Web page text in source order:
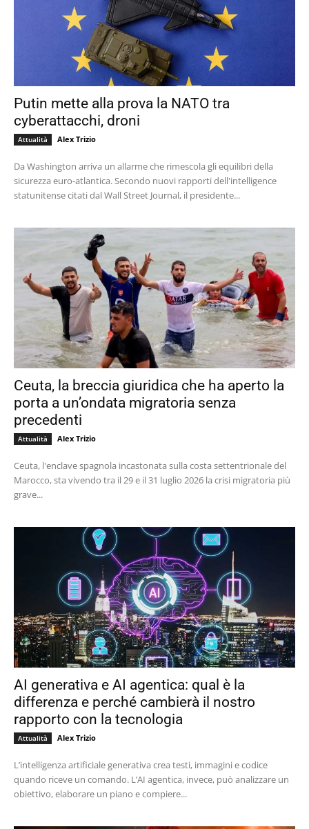
Putin mette alla prova la NATO tra
cyberattacchi, droni
Attualità Alex Trizio
Da Washington arriva un allarme che rimescola gli equilibri della
sicurezza euro-atlantica. Secondo nuovi rapporti dell'intelligence
statunitense citati dal Wall Street Journal, il presidente...
Ceuta, la breccia giuridica che ha aperto la
porta a un’ondata migratoria senza
precedenti
Attualità Alex Trizio
Ceuta, l'enclave spagnola incastonata sulla costa settentrionale del
Marocco, sta vivendo tra il 29 e il 31 luglio 2026 la crisi migratoria più
grave...
AI generativa e AI agentica: qual è la
differenza e perché cambierà il nostro
rapporto con la tecnologia
Attualità Alex Trizio
L’intelligenza artificiale generativa crea testi, immagini e codice
quando riceve un comando. L’AI agentica, invece, può analizzare un
obiettivo, elaborare un piano e compiere...